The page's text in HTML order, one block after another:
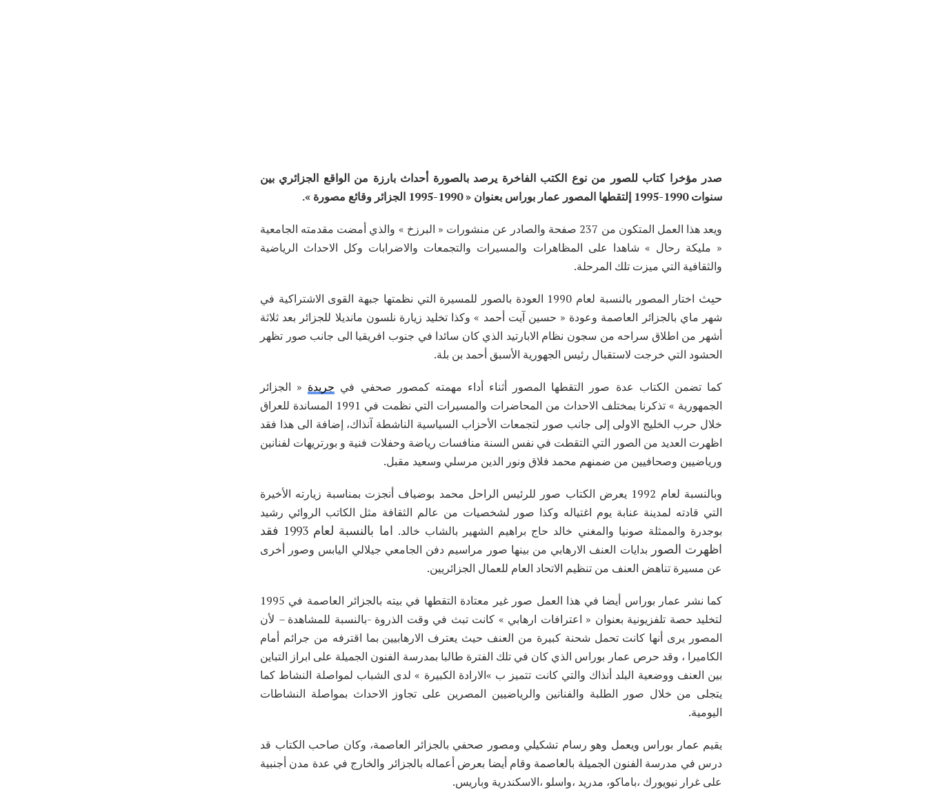
صدر مؤخرا كتاب للصور من نوع الكتب الفاخرة يرصد بالصورة أحداث بارزة من الواقع الجزائري بين
سنوات 1990-1995 إلتقطها المصور عمار بوراس بعنوان « 1990-1995 الجزائر وقائع مصورة ».
ويعد هذا العمل المتكون من 237 صفحة والصادر عن منشورات « البرزخ » والذي أمضت مقدمته الجامعية
« مليكة رحال » شاهدا على المظاهرات والمسيرات والتجمعات والاضرابات وكل الاحداث الرياضية
والثقافية التي ميزت تلك المرحلة.
حيث
اختار المصور بالنسبة لعام 1990 العودة بالصور للمسيرة التي نظمتها جبهة القوى الاشتراكية في
شهر ماي بالجزائر العاصمة وعودة « حسين آيت أحمد » وكذا تخليد زيارة نلسون مانديلا للجزائر بعد ثلاثة
أشهر من اطلاق سراحه من سجون نظام الابارتيد الذي كان سائدا في جنوب افريقيا الى جانب صور تظهر
الحشود التي خرجت لاستقبال رئيس الجهورية الأسبق أحمد بن بلة.
كما تضمن الكتاب عدة صور التقطها المصور أثناء أداء مهمته كمصور صحفي في جريدة « الجزائر
الجمهورية » تذكرنا بمختلف الاحداث من المحاضرات والمسيرات التي نظمت في 1991 المساندة للعراق
خلال حرب الخليج الاولى إلى جانب صور لتجمعات الأحزاب السياسية الناشطة آنذاك، إضافة الى هذا فقد
اظهرت العديد من الصور التي التقطت في نفس السنة منافسات رياضة وحفلات فنية و بورتريهات لفنانين
ورياضيين وصحافيين من ضمنهم محمد فلاق ونور الدين مرسلي وسعيد مقبل.
وبالنسبة لعام 1992 يعرض الكتاب صور للرئيس الراحل محمد بوضياف أنجزت بمناسبة زيارته الأخيرة
التي قادته لمدينة عنابة يوم اغتياله وكذا صور لشخصيات من عالم الثقافة مثل الكاتب الروائي رشيد
بوجدرة والممثلة صونيا والمغني خالد حاج براهيم الشهير بالشاب خالد.
اما بالنسبة لعام 1993 فقد
اظهرت الصور بدايات العنف الارهابي من بينها صور مراسيم دفن الجامعي جيلالي اليابس وصور أخرى
عن مسيرة تناهض العنف من تنظيم الاتحاد العام للعمال الجزائريين.
كما نشر عمار بوراس أيضا في هذا العمل صور غير معتادة التقطها في بيته بالجزائر العاصمة في 1995
لتخليد حصة تلفزيونية بعنوان « اعترافات ارهابي » كانت تبث في وقت الذروة -بالنسبة للمشاهدة – لأن
المصور يرى أنها كانت تحمل شحنة كبيرة من العنف حيث يعترف الارهابيين بما اقترفه من جرائم أمام
الكاميرا ، وقد حرص عمار بوراس الذي كان في تلك الفترة طالبا بمدرسة الفنون الجميلة على ابراز التباين
بين العنف ووضعية البلد أنذاك والتي كانت تتميز ب »الارادة الكبيرة » لدى الشباب لمواصلة النشاط كما
يتجلى من خلال صور الطلبة والفنانين والرياضيين المصرين على تجاوز الاحداث بمواصلة النشاطات
اليومية.
يقيم عمار بوراس ويعمل وهو رسام تشكيلي ومصور صحفي بالجزائر العاصمة، وكان صاحب الكتاب قد
درس في مدرسة الفنون الجميلة بالعاصمة وقام أيضا بعرض أعماله بالجزائر والخارج في عدة مدن أجنبية
على غرار نيويورك ،باماكو، مدريد ،واسلو ،الاسكندرية وباريس.